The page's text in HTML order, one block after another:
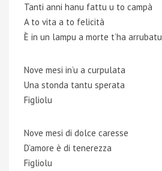
Tanti anni hanu fattu u to campà
A to vita a to felicità
È in un lampu a morte t’ha arrubatu
Nove mesi in’u a curpulata
Una stonda tantu sperata
Figliolu
Nove mesi di dolce caresse
D’amore è di tenerezza
Figliolu